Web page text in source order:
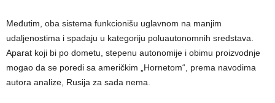
Međutim, oba sistema funkcionišu uglavnom na manjim
udaljenostima i spadaju u kategoriju poluautonomnih sredstava.
Aparat koji bi po dometu, stepenu autonomije i obimu proizvodnje
mogao da se poredi sa američkim „Hornetom“, prema navodima
autora analize, Rusija za sada nema.